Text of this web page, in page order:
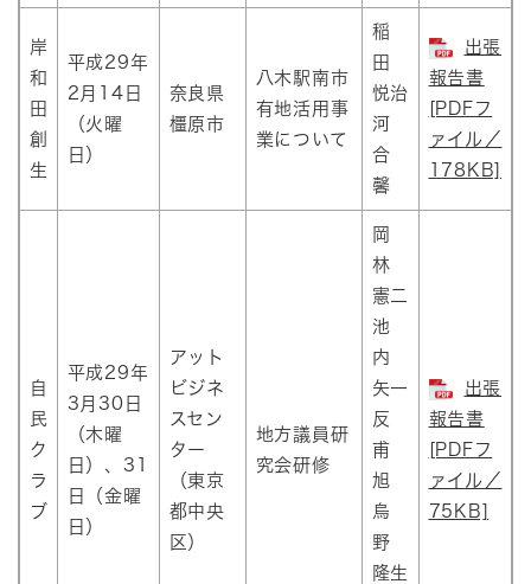
岸
和
田
創
生
平成29年
2月14日
（火曜
日）
奈良県
橿原市
八木駅南市
有地活用事
業について
稲
田
悦治
河
合
馨
出張
報告書
[PDFフ
ァイル／
178KB]
自
民
ク
ラ
ブ
平成29年
3月30日
（木曜
日）、31
日（金曜
日）
アット
ビジネ
スセン
ター
（東京
都中央
区）
地方議員研
究会研修
岡
林
憲二
池
内
矢一
反
甫
旭
烏
野
隆生
出張
報告書
[PDFフ
ァイル／
75KB]